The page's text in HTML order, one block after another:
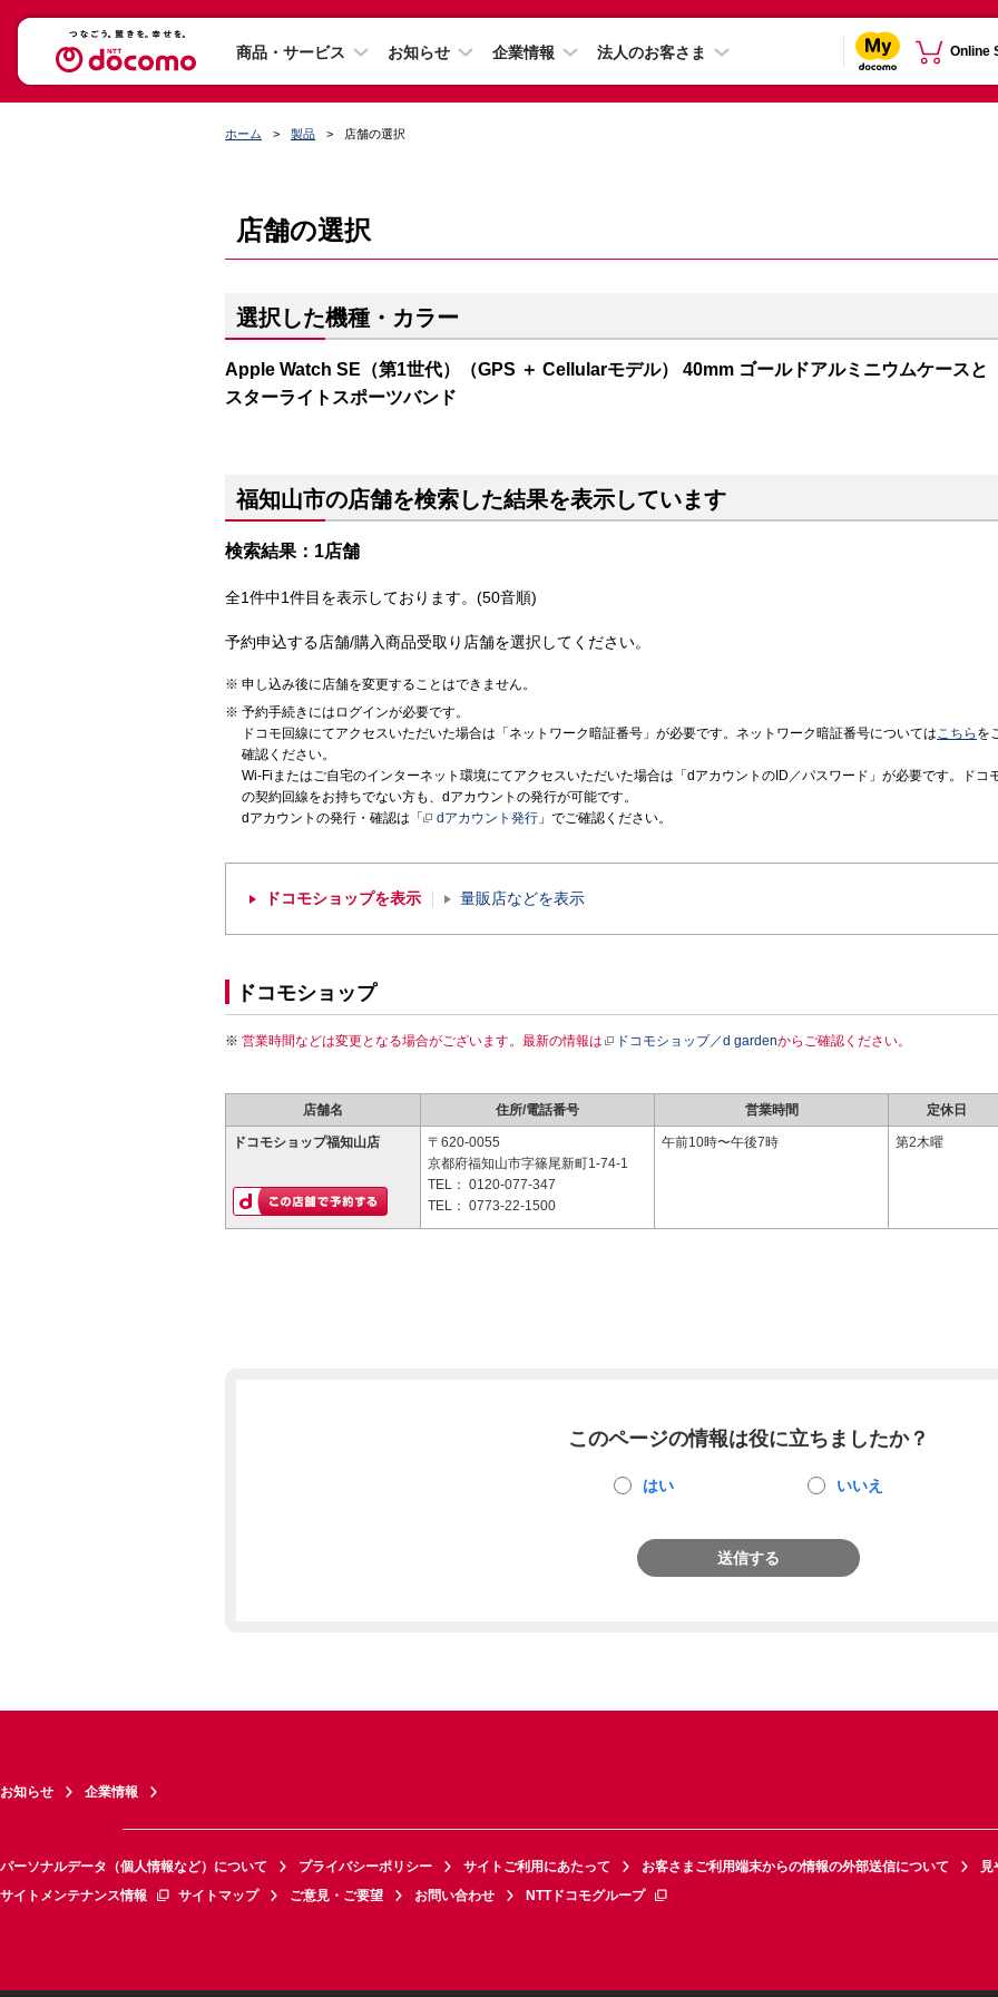
商品・サービス お知らせ 企業情報 法人のお客さま Online
ホーム 製品 店舗の選択
店舗の選択
選択した機種・カラー
Apple Watch SE（第1世代）（GPS ＋ Cellularモデル） 40mm ゴールドアルミニウムケースと
スターライトスポーツバンド
福知山市の店舗を検索した結果を表示しています
検索結果：1店舗
全1件中1件目を表示しております。(50音順)
予約申込する店舗/購入商品受取り店舗を選択してください。
申し込み後に店舗を変更することはできません。
予約手続きにはログインが必要です。
ドコモ回線にてアクセスいただいた場合は「ネットワーク暗証番号」が必要です。ネットワーク暗証番号についてはこちら を
確認ください。
Wi-Fiまたはご自宅のインターネット環境にてアクセスいただいた場合は「dアカウントのID／パスワード」が必要です。ドコ
の契約回線をお持ちでない方も、dアカウントの発行が可能です。
dアカウントの発行・確認は「
dアカウント発行 」でご確認ください。
ドコモショップを表示 量販店などを表示
ドコモショップ
営業時間などは変更となる場合がございます。最新の情報は ドコモショップ／d gardenからご確認ください。
店舗名 住所/電話番号 営業時間 定休日
ドコモショップ福知山店
〒620-0055
京都府福知山市字篠尾新町1-74-1
TEL： 0120-077-347
TEL： 0773-22-1500
午前10時〜午後7時 第2木曜
このページの情報は役に立ちましたか？
はい いいえ
送信する
お知らせ 企業情報
パーソナルデータ（個人情報など）について プライバシーポリシー サイトご利用にあたって お客さまご利用端末からの情報の外部送信について
見
サイトメンテナンス情報
サイトマップ ご意見・ご要望 お問い合わせ NTTドコモグループ